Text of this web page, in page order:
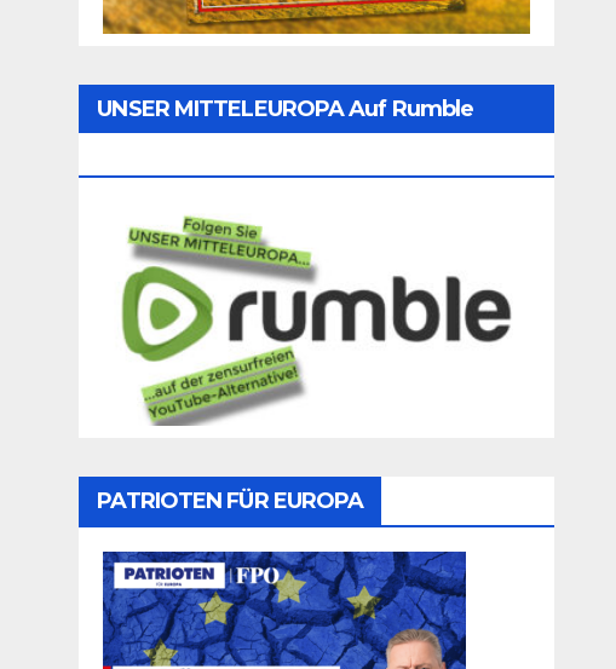
UNSER MITTELEUROPA Auf Rumble
PATRIOTEN FÜR EUROPA